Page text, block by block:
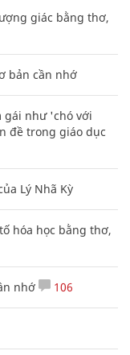
giác bằng thơ,
bản cần nhớ
gái như 'chó với
đề trong giáo dục
Lý Nhã Kỳ
hóa học bằng thơ,
nhớ 106